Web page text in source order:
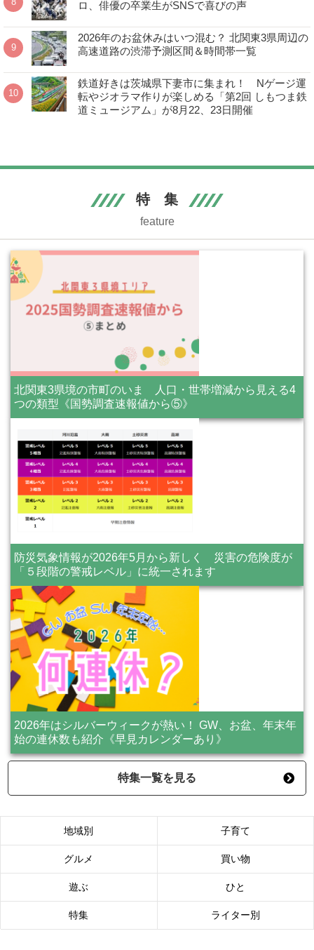
ロ、俳優の卒業生がSNSで喜びの声
2026年のお盆休みはいつ混む？ 北関東3県周辺の
高速道路の渋滞予測区間＆時間帯一覧
鉄道好きは茨城県下妻市に集まれ！ Nゲージ運
転やジオラマ作りが楽しめる「第2回 しもつま鉄
道ミュージアム」が8月22、23日開催
特 集
feature
北関東3県境の市町のいま 人口・世帯増減から見える4
つの類型《国勢調査速報値から⑤》
防災気象情報が2026年5月から新しく 災害の危険度が
「５段階の警戒レベル」に統一されます
2026年はシルバーウィークが熱い！ GW、お盆、年末年
始の連休数も紹介《早見カレンダーあり》
特集一覧を見る
地域別 子育て
グルメ 買い物
遊ぶ ひと
特集 ライター別